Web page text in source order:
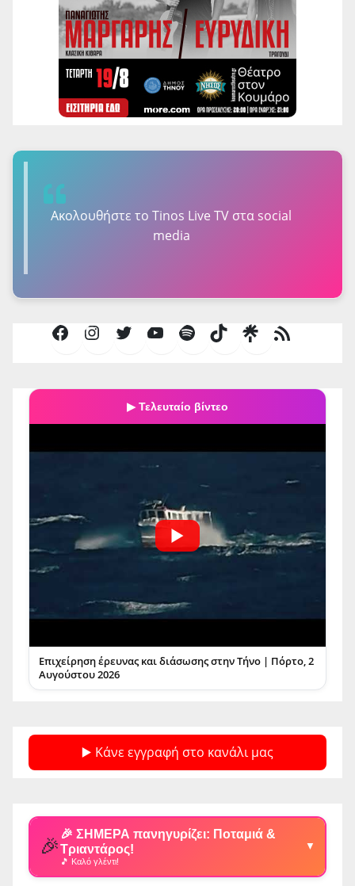
Ακολουθήστε τo Tinos Live TV στα social
media
FacebookInstagramTwitterYouTubeSpotifyTikTok
Τροφοδοσία
▶ Τελευταίο βίντεο
Επιχείρηση έρευνας και διάσωσης στην Τήνο | Πόρτο, 2
Αυγούστου 2026
▶️ Κάνε εγγραφή στο κανάλι μας
🎉
🎉 ΣΗΜΕΡΑ πανηγυρίζει: Ποταμιά &
Τριαντάρος!
🎵 Καλό γλέντι!
▼